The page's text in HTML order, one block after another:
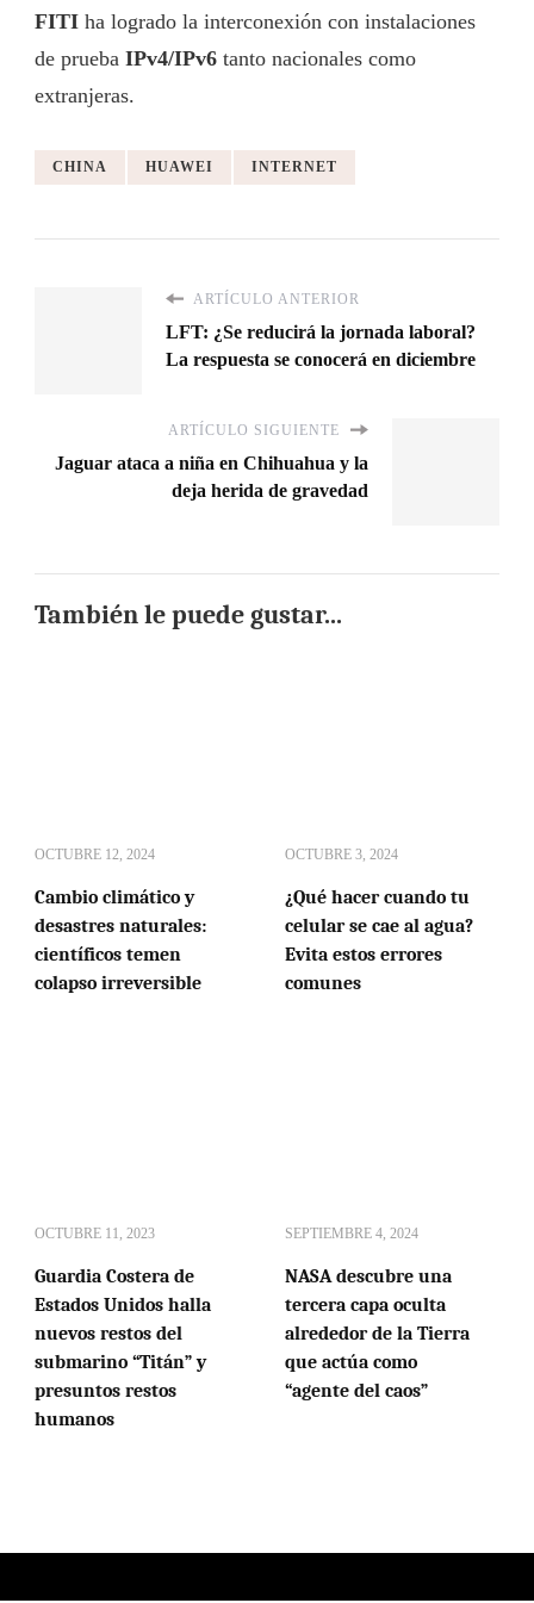
FITI ha logrado la interconexión con instalaciones
de prueba IPv4/IPv6 tanto nacionales como
extranjeras.
CHINA HUAWEI INTERNET
ARTÍCULO ANTERIOR
LFT: ¿Se reducirá la jornada laboral?
La respuesta se conocerá en diciembre
ARTÍCULO SIGUIENTE
Jaguar ataca a niña en Chihuahua y la
deja herida de gravedad
También le puede gustar...
OCTUBRE 12, 2024
Cambio climático y
desastres naturales:
científicos temen
colapso irreversible
OCTUBRE 3, 2024
¿Qué hacer cuando tu
celular se cae al agua?
Evita estos errores
comunes
OCTUBRE 11, 2023
Guardia Costera de
Estados Unidos halla
nuevos restos del
submarino “Titán” y
presuntos restos
humanos
SEPTIEMBRE 4, 2024
NASA descubre una
tercera capa oculta
alrededor de la Tierra
que actúa como
“agente del caos”